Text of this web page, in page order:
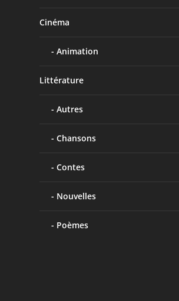
Cinéma
Animation
Littérature
Autres
Chansons
Contes
Nouvelles
Poèmes